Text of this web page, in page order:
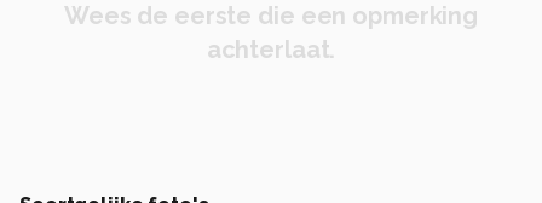
Wees de eerste die een opmerking
achterlaat.